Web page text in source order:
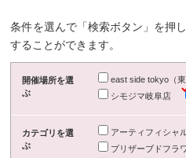
条件を選んで「検索ボタン」を押
することができます。
開催場所を選
ぶ
east side tokyo（東
シモジマ岐阜店
カテゴリを選
ぶ
アーティフィシャ
プリザーブドフラ